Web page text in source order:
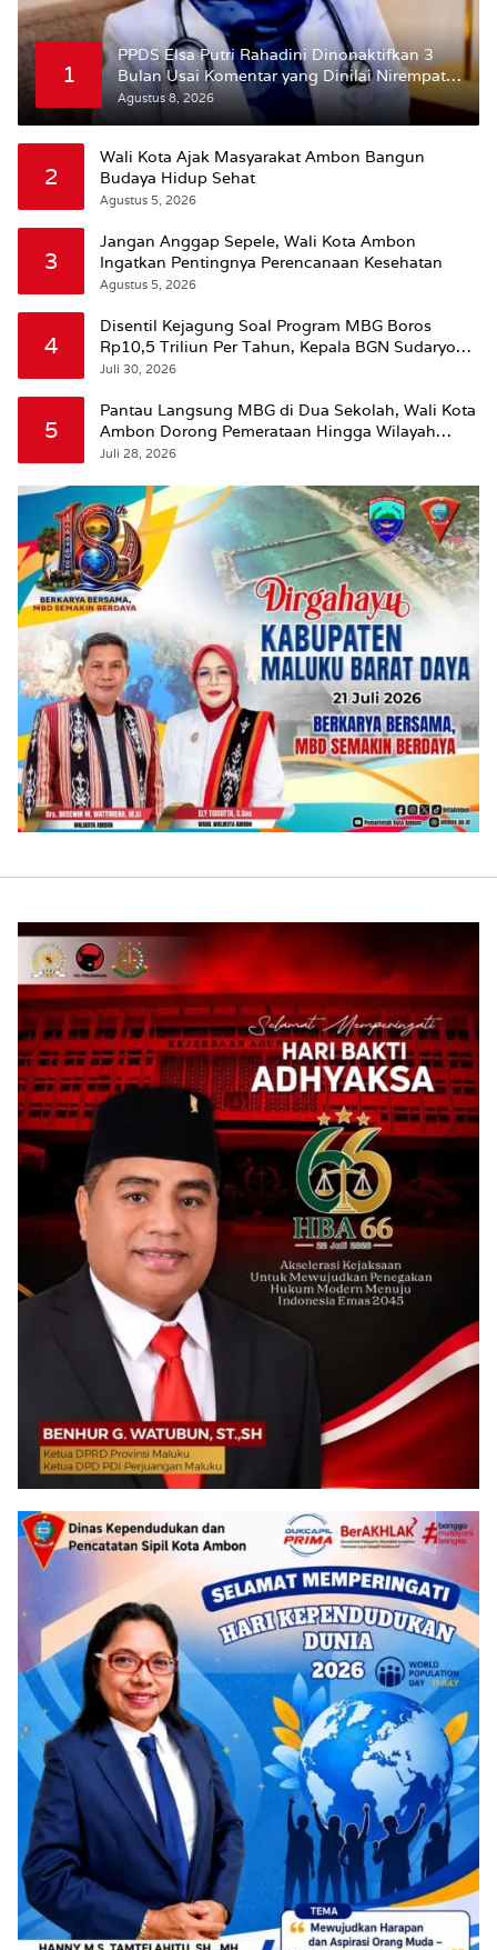
1
PPDS Elsa Putri Rahadini Dinonaktifkan 3
Bulan Usai Komentar yang Dinilai Nirempati
ke Pasien BPJS
Agustus 8, 2026
2
Wali Kota Ajak Masyarakat Ambon Bangun
Budaya Hidup Sehat
Agustus 5, 2026
3
Jangan Anggap Sepele, Wali Kota Ambon
Ingatkan Pentingnya Perencanaan Kesehatan
Agustus 5, 2026
4
Disentil Kejagung Soal Program MBG Boros
Rp10,5 Triliun Per Tahun, Kepala BGN Sudaryono
Beri Penjelasan
Juli 30, 2026
5
Pantau Langsung MBG di Dua Sekolah, Wali Kota
Ambon Dorong Pemerataan Hingga Wilayah
Leitimur Selatan
Juli 28, 2026